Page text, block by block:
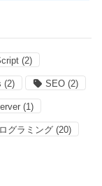
(2)
(2) SEO (2)
(1)
グラミング (20)